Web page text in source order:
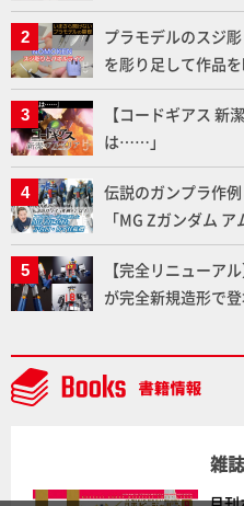
メラ永久保存化プ
プラモデルのスジ
を彫り足して作品
いプラモデルの基
【コードギアス 新
は……」
伝説のガンプラ作
「MG Zガンダム
ふたたび塗る!!【試
【完全リニューア
が完全新規造形で
ト」セット情報も
雑